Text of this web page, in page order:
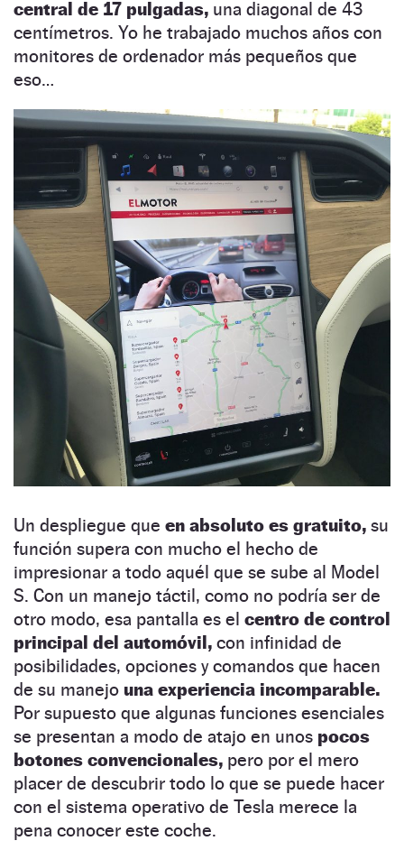
central de 17 pulgadas, una diagonal de 43
centímetros. Yo he trabajado muchos años con
monitores de ordenador más pequeños que
eso…
Un despliegue que en absoluto es gratuito, su
función supera con mucho el hecho de
impresionar a todo aquél que se sube al Model
S. Con un manejo táctil, como no podría ser de
otro modo, esa pantalla es el centro de control
principal del automóvil, con infinidad de
posibilidades, opciones y comandos que hacen
de su manejo una experiencia incomparable.
Por supuesto que algunas funciones esenciales
se presentan a modo de atajo en unos pocos
botones convencionales, pero por el mero
placer de descubrir todo lo que se puede hacer
con el sistema operativo de Tesla merece la
pena conocer este coche.